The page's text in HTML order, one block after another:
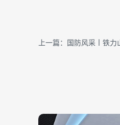
上一篇：国防风采丨铁